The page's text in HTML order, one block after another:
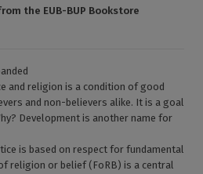
the EUB-BUP Bookstore
and religion is a condition of good
and non-believers alike. It is a goal
Development is another name for
is based on respect for fundamental
religion or belief (FoRB) is a central